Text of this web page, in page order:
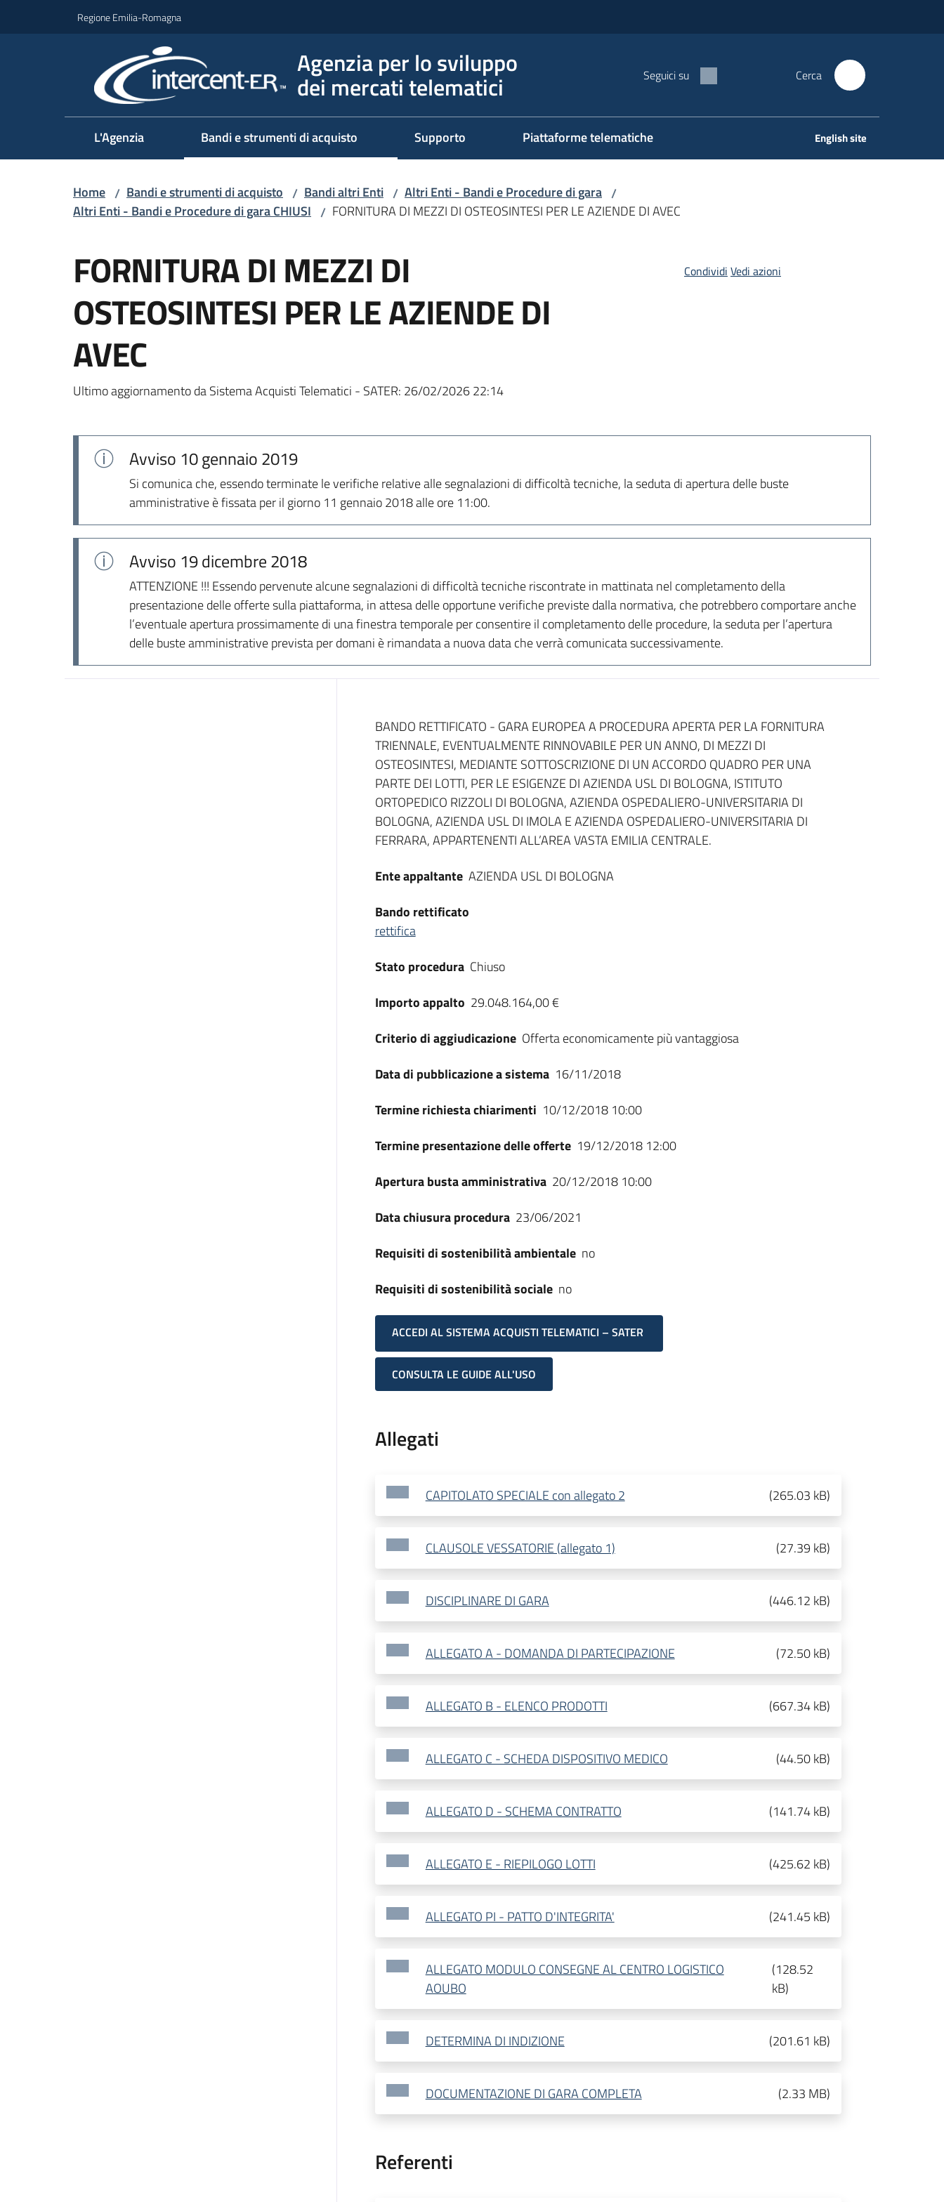
Regione Emilia-Romagna
Agenzia per lo sviluppo
dei mercati telematici Seguici su Cerca
L'Agenzia Bandi e strumenti di acquisto Supporto Piattaforme telematiche English site
Home / Bandi e strumenti di acquisto / Bandi altri Enti / Altri Enti - Bandi e Procedure di gara /
Altri Enti - Bandi e Procedure di gara CHIUSI / FORNITURA DI MEZZI DI OSTEOSINTESI PER LE AZIENDE DI AVEC
FORNITURA DI MEZZI DI
OSTEOSINTESI PER LE AZIENDE DI
AVEC
Ultimo aggiornamento da Sistema Acquisti Telematici - SATER: 26/02/2026 22:14
Condividi Vedi azioni
Avviso 10 gennaio 2019
Si comunica che, essendo terminate le verifiche relative alle segnalazioni di difficoltà tecniche, la seduta di apertura delle buste
amministrative è fissata per il giorno 11 gennaio 2018 alle ore 11:00.
Avviso 19 dicembre 2018
ATTENZIONE !!! Essendo pervenute alcune segnalazioni di difficoltà tecniche riscontrate in mattinata nel completamento della
presentazione delle offerte sulla piattaforma, in attesa delle opportune verifiche previste dalla normativa, che potrebbero comportare anche
l’eventuale apertura prossimamente di una finestra temporale per consentire il completamento delle procedure, la seduta per l’apertura
delle buste amministrative prevista per domani è rimandata a nuova data che verrà comunicata successivamente.
Dati del bando
BANDO RETTIFICATO - GARA EUROPEA A PROCEDURA APERTA PER LA FORNITURA
TRIENNALE, EVENTUALMENTE RINNOVABILE PER UN ANNO, DI MEZZI DI
OSTEOSINTESI, MEDIANTE SOTTOSCRIZIONE DI UN ACCORDO QUADRO PER UNA
PARTE DEI LOTTI, PER LE ESIGENZE DI AZIENDA USL DI BOLOGNA, ISTITUTO
ORTOPEDICO RIZZOLI DI BOLOGNA, AZIENDA OSPEDALIERO-UNIVERSITARIA DI
BOLOGNA, AZIENDA USL DI IMOLA E AZIENDA OSPEDALIERO-UNIVERSITARIA DI
FERRARA, APPARTENENTI ALL’AREA VASTA EMILIA CENTRALE.
Ente appaltante AZIENDA USL DI BOLOGNA
Bando rettificato
rettifica
Stato procedura Chiuso
Importo appalto 29.048.164,00 €
Criterio di aggiudicazione Offerta economicamente più vantaggiosa
Data di pubblicazione a sistema 16/11/2018
Termine richiesta chiarimenti 10/12/2018 10:00
Termine presentazione delle offerte 19/12/2018 12:00
Apertura busta amministrativa 20/12/2018 10:00
Data chiusura procedura 23/06/2021
Requisiti di sostenibilità ambientale no
Requisiti di sostenibilità sociale no
ACCEDI AL SISTEMA ACQUISTI TELEMATICI – SATER
CONSULTA LE GUIDE ALL'USO
Allegati
CAPITOLATO SPECIALE con allegato 2 (265.03 kB)
CLAUSOLE VESSATORIE (allegato 1) (27.39 kB)
DISCIPLINARE DI GARA (446.12 kB)
ALLEGATO A - DOMANDA DI PARTECIPAZIONE (72.50 kB)
ALLEGATO B - ELENCO PRODOTTI (667.34 kB)
ALLEGATO C - SCHEDA DISPOSITIVO MEDICO (44.50 kB)
ALLEGATO D - SCHEMA CONTRATTO (141.74 kB)
ALLEGATO E - RIEPILOGO LOTTI (425.62 kB)
ALLEGATO PI - PATTO D'INTEGRITA' (241.45 kB)
ALLEGATO MODULO CONSEGNE AL CENTRO LOGISTICO
AOUBO
(128.52
kB)
DETERMINA DI INDIZIONE (201.61 kB)
DOCUMENTAZIONE DI GARA COMPLETA (2.33 MB)
Referenti